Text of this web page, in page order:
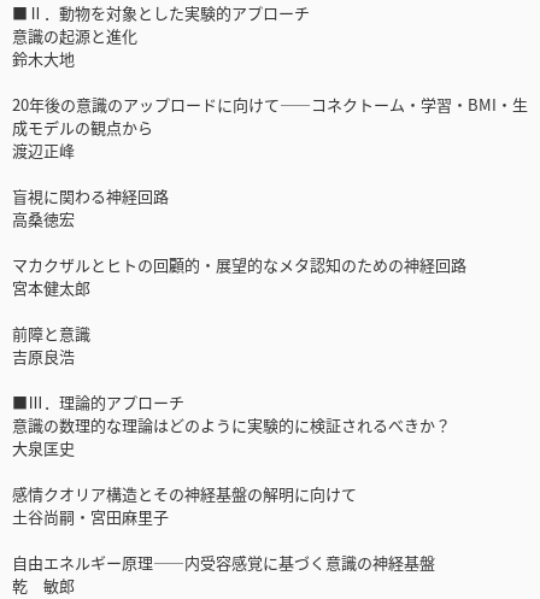
■Ⅱ．動物を対象とした実験的アプローチ
意識の起源と進化
鈴木大地
20年後の意識のアップロードに向けて――コネクトーム・学習・BMI・生
成モデルの観点から
渡辺正峰
盲視に関わる神経回路
高桑徳宏
マカクザルとヒトの回顧的・展望的なメタ認知のための神経回路
宮本健太郎
前障と意識
吉原良浩
■Ⅲ．理論的アプローチ
意識の数理的な理論はどのように実験的に検証されるべきか？
大泉匡史
感情クオリア構造とその神経基盤の解明に向けて
土谷尚嗣・宮田麻里子
自由エネルギー原理――内受容感覚に基づく意識の神経基盤
乾 敏郎